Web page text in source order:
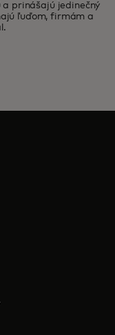
prinášajú jedinečný
ľuďom, firmám a